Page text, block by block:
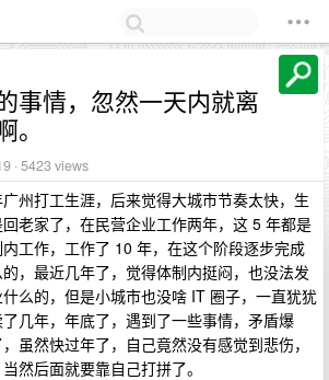
事情，忽然一天内就离
· 5423 views
州打工生涯，后来觉得大城市节奏太快，生
老家了，在民营企业工作两年，这 5 年都是
工作，工作了 10 年，在这个阶段逐步完成
，最近几年了，觉得体制内挺闷，也没法发
么的，但是小城市也没啥 IT 圈子，一直犹犹
几年，年底了，遇到了一些事情，矛盾爆
虽然快过年了，自己竟然没有感觉到悲伤，
然后面就要靠自己打拼了。